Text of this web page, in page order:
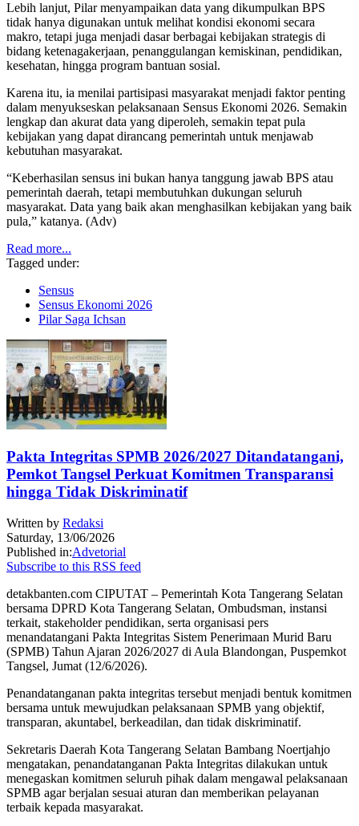
Lebih lanjut, Pilar menyampaikan data yang dikumpulkan BPS
tidak hanya digunakan untuk melihat kondisi ekonomi secara
makro, tetapi juga menjadi dasar berbagai kebijakan strategis di
bidang ketenagakerjaan, penanggulangan kemiskinan, pendidikan,
kesehatan, hingga program bantuan sosial.
Karena itu, ia menilai partisipasi masyarakat menjadi faktor penting
dalam menyukseskan pelaksanaan Sensus Ekonomi 2026. Semakin
lengkap dan akurat data yang diperoleh, semakin tepat pula
kebijakan yang dapat dirancang pemerintah untuk menjawab
kebutuhan masyarakat.
“Keberhasilan sensus ini bukan hanya tanggung jawab BPS atau
pemerintah daerah, tetapi membutuhkan dukungan seluruh
masyarakat. Data yang baik akan menghasilkan kebijakan yang baik
pula,” katanya. (Adv)
Read more...
Tagged under:
Sensus
Sensus Ekonomi 2026
Pilar Saga Ichsan
Pakta Integritas SPMB 2026/2027 Ditandatangani,
Pemkot Tangsel Perkuat Komitmen Transparansi
hingga Tidak Diskriminatif
Written by Redaksi
Saturday, 13/06/2026
Published in:Advetorial
Subscribe to this RSS feed
detakbanten.com CIPUTAT – Pemerintah Kota Tangerang Selatan
bersama DPRD Kota Tangerang Selatan, Ombudsman, instansi
terkait, stakeholder pendidikan, serta organisasi pers
menandatangani Pakta Integritas Sistem Penerimaan Murid Baru
(SPMB) Tahun Ajaran 2026/2027 di Aula Blandongan, Puspemkot
Tangsel, Jumat (12/6/2026).
Penandatanganan pakta integritas tersebut menjadi bentuk komitmen
bersama untuk mewujudkan pelaksanaan SPMB yang objektif,
transparan, akuntabel, berkeadilan, dan tidak diskriminatif.
Sekretaris Daerah Kota Tangerang Selatan Bambang Noertjahjo
mengatakan, penandatanganan Pakta Integritas dilakukan untuk
menegaskan komitmen seluruh pihak dalam mengawal pelaksanaan
SPMB agar berjalan sesuai aturan dan memberikan pelayanan
terbaik kepada masyarakat.